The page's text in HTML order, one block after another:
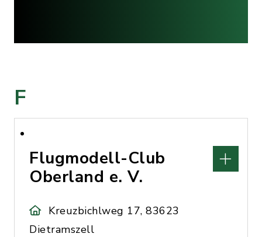
F
Flugmodell-Club
Oberland e. V.
Kreuzbichlweg 17, 83623
Dietramszell